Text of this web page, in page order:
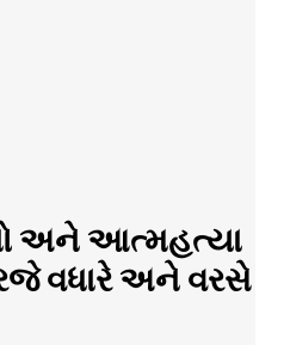
અને આત્મહત્યા
વધારે અને વરસે